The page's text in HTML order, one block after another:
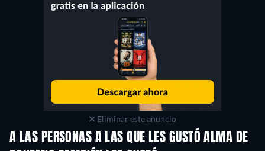
Eliminar este anuncio
A LAS PERSONAS A LAS QUE LES GUSTÓ ALMA DE